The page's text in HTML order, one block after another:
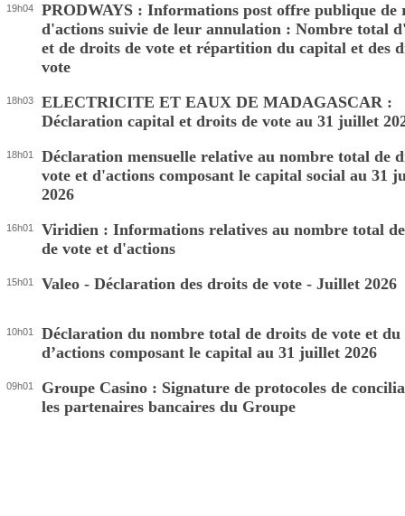
19h04
PRODWAYS : Informations post offre publique de
d'actions suivie de leur annulation : Nombre total
et de droits de vote et répartition du capital et des
vote
18h03
ELECTRICITE ET EAUX DE MADAGASCAR :
Déclaration capital et droits de vote au 31 juillet
18h01
Déclaration mensuelle relative au nombre total de
vote et d'actions composant le capital social au 31
2026
16h01
Viridien : Informations relatives au nombre total
de vote et d'actions
15h01 Valeo - Déclaration des droits de vote - Juillet 2026
10h01
Déclaration du nombre total de droits de vote et du
d’actions composant le capital au 31 juillet 2026
09h01
Groupe Casino : Signature de protocoles de
les partenaires bancaires du Groupe